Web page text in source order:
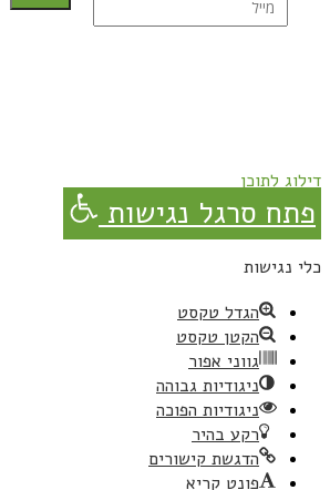
דילוג לתוכן
פתח סרגל נגישות
כלי נגישות
הגדל טקסט
הקטן טקסט
גווני אפור
ניגודיות גבוהה
ניגודיות הפוכה
רקע בהיר
הדגשת קישורים
פונט קריא